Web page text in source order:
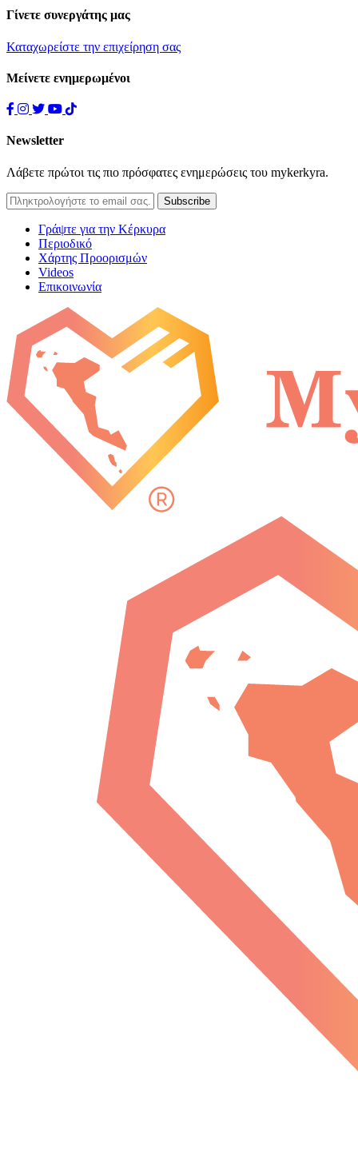
Γίνετε συνεργάτης μας
Καταχωρείστε την επιχείρηση σας
Μείνετε ενημερωμένοι
Newsletter
Λάβετε πρώτοι τις πιο πρόσφατες ενημερώσεις του mykerkyra.
Γράψτε για την Κέρκυρα
Περιοδικό
Χάρτης Προορισμών
Videos
Επικοινωνία